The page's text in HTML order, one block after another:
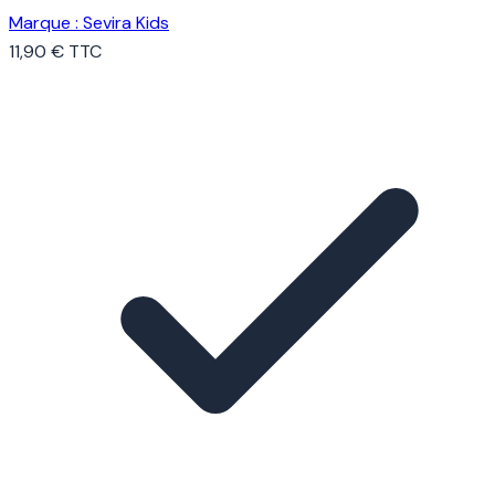
Marque : Sevira Kids
11,90 € TTC